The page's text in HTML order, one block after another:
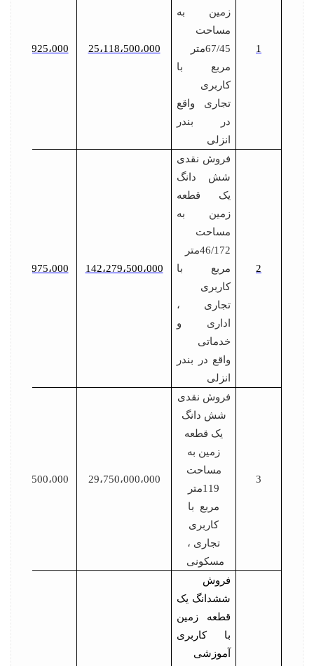
1
زمین به
مساحت
67/45متر
مربع با
کاربری
تجاری واقع
در بندر
انزلی
25،118،500،000 1،255،925،000
2
فروش نقدی
شش دانگ
یک قطعه
زمین به
مساحت
46/172متر
مربع با
کاربری
تجاری ،
اداری و
خدماتی
واقع در بندر
انزلی
142،279،500،000 7،113،975،000
3
فروش نقدی
شش دانگ
یک قطعه
زمین به
مساحت
119متر
مربع با
کاربری
تجاری ،
مسکونی
29،750،000،000 1،487،500،000
فروش
ششدانگ یک
قطعه زمین
با کاربری
آموزشی